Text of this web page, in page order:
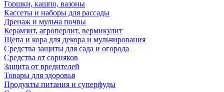
Горшки, кашпо, вазоны
Кассеты и наборы для рассады
Дренаж и мульча почвы
Керамзит, агроперлит, вермикулит
Щепа и кора для декора и мульчирования
Средства защиты для сада и огорода
Средства от сорняков
Защита от вредителей
Товары для здоровья
Продукты питания и суперфуды